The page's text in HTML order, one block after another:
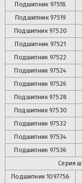
Подшипник 97518
Подшипник 97519
Подшипник 97520
Подшипник 97521
Подшипник 97522
Подшипник 97524
Подшипник 97526
Подшипник 97528
Подшипник 97530
Подшипник 97532
Подшипник 97534
Подшипник 97536
Серия
Подшипник 1097756